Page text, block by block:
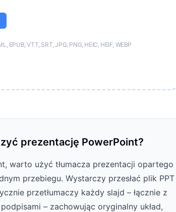
EPUB, VTT, SRT, JPG, PNG, HEIC, HEIF, WEBP
prezentację PowerPoint?
warto użyć tłumacza prezentacji opartego
przebiegu. Wystarczy przesłać plik PPT
przetłumaczy każdy slajd – łącznie z
– zachowując oryginalny układ,